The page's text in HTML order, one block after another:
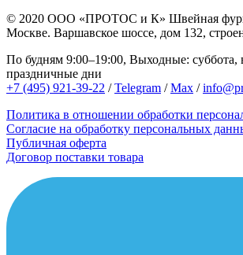
© 2020 ООО «ПРОТОС и К» Швейная
Москве. Варшавское шоссе, дом 132,
По будням 9:00–19:00, Выходные: суббота,
праздничные дни
+7 (495) 921-39-22 /Telegram /Max /
Политика в отношении обработки
Согласие на обработку персональных
Публичная оферта
Договор поставки товара